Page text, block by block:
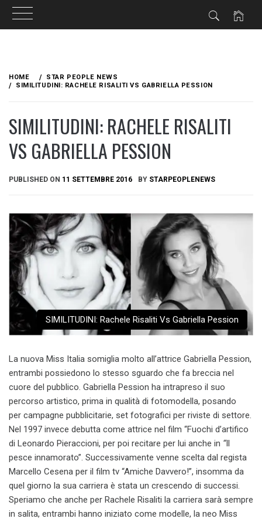
content
HOME
STAR PEOPLE NEWS
SIMILITUDINI: RACHELE RISALITI VS GABRIELLA PESSION
SIMILITUDINI: RACHELE RISALITI
VS GABRIELLA PESSION
PUBLISHED ON 11 SETTEMBRE 2016 BY STARPEOPLENEWS
SIMILITUDINI: Rachele Risaliti Vs Gabriella Pession
La nuova Miss Italia somiglia molto all’attrice Gabriella Pession,
entrambi possiedono lo stesso sguardo che fa breccia nel
cuore del pubblico. Gabriella Pession ha intrapreso il suo
percorso artistico, prima in qualità di fotomodella, posando
per campagne pubblicitarie, set fotografici per riviste di settore.
Nel 1997 invece debutta come attrice nel film “Fuochi d’artifico
di Leonardo Pieraccioni, per poi recitare per lui anche in “Il
pesce innamorato”. Successivamente venne scelta dal regista
Marcello Cesena per il film tv “Amiche Davvero!”, insomma da
quel giorno la sua carriera è stata un crescendo di successi.
Speriamo che anche per Rachele Risaliti la carriera sarà sempre
in salita, entrambi hanno iniziato come modelle, la neo Miss